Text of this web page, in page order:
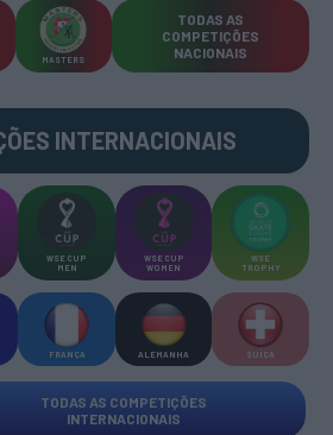
MASTERS
TODAS AS
COMPETIÇÕES
NACIONAIS
INTERNACIONAIS
WSE CUP
MEN
WSE CUP
WOMEN
WSE
TROPHY
FRANÇA ALEMANHA SUÍÇA
TODAS AS COMPETIÇÕES
INTERNACIONAIS